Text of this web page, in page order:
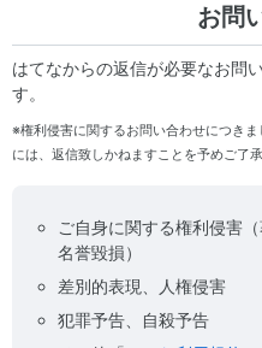
お問
はてなからの返信が必要なお問
す。
※権利侵害に関するお問い合わせにつき
には、返信致しかねますことを予めご了承
ご自身に関する権利侵害
名誉毀損）
差別的表現、人権侵害
犯罪予告、自殺予告